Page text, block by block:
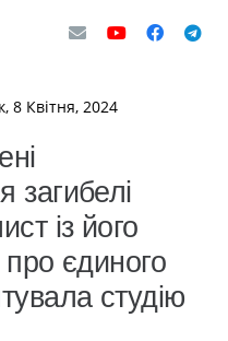
8 Квітня, 2024
загибелі
із його
єдиного
студію